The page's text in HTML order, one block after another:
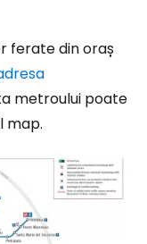
ferate din oraș
metroului poate
map.